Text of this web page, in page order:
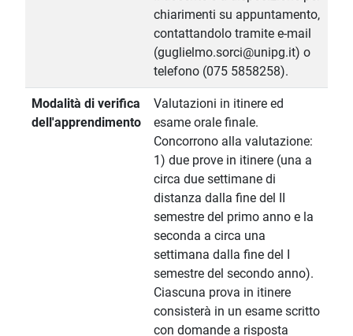
chiarimenti su appuntamento,
contattandolo tramite e-mail
(guglielmo.sorci@unipg.it) o
telefono (075 5858258).
Modalità di verifica
dell'apprendimento
Valutazioni in itinere ed
esame orale finale.
Concorrono alla valutazione:
1) due prove in itinere (una a
circa due settimane di
distanza dalla fine del II
semestre del primo anno e la
seconda a circa una
settimana dalla fine del I
semestre del secondo anno).
Ciascuna prova in itinere
consisterà in un esame scritto
con domande a risposta